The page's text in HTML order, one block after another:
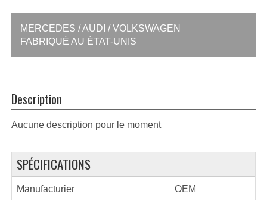
MERCEDES / AUDI / VOLKSWAGEN
FABRIQUÉ AU ÉTAT-UNIS
Description
Aucune description pour le moment
SPÉCIFICATIONS
Manufacturier OEM